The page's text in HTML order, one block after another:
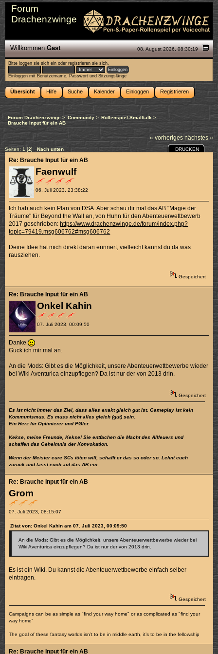
Forum
Drachenzwinge
08. August 2026, 08:30:19
WillkommenGast
Bitte loggen sie sich ein oderregistrieren sie sich.
Einloggen mit Benutzername, Passwort und Sitzungslänge
Übersicht Hilfe Suche Kalender Einloggen Registrieren
Forum Drachenzwinge > Community> Rollenspiel-Smalltalk >
Brauche Input für ein AB
« vorheriges nächstes »
Seiten: 1 [2] Nach unten DRUCKEN
Faenwulf
06. Juli 2023, 23:38:22
Re: Brauche Input für ein AB
Ich hab auch kein Plan von DSA. Aber schau dir mal das AB "Magie der
Träume" für Beyond the Wall an, von Huhn für den Abenteuerwettbewerb
2017 geschrieben:https://www.drachenzwinge.de/forum/index.php?
topic=79419.msg606762#msg606762
Deine Idee hat mich direkt daran erinnert, vielleicht kannst du da was
rausziehen.
Gespeichert
Onkel Kahin
07. Juli 2023, 00:09:50
Re: Brauche Input für ein AB
Danke
Guck ich mir mal an.
An die Mods: Gibt es die Möglichkeit, unsere Abenteuerwettbewerbe wieder
bei Wiki Aventurica einzupflegen? Da ist nur der von 2013 drin.
Gespeichert
Es ist nicht immer das Ziel, dass alles exakt gleich gut ist. Gameplay ist kein
Kommunismus. Es muss nicht alles gleich (gut) sein.
Ein Herz für Optimierer und PGler.
Kekse, meine Freunde, Kekse! Sie entfachen die Macht des Allfeuers und
schaffen das Geheimnis der Konvokation.
Wenn der Meister eure SCs töten will, schafft er das so oder so. Lehnt euch
zurück und lasst euch auf das AB ein
Grom
07. Juli 2023, 08:15:07
Re: Brauche Input für ein AB
Zitat von: Onkel Kahin am 07. Juli 2023, 00:09:50
An die Mods: Gibt es die Möglichkeit, unsere Abenteuerwettbewerbe wieder bei
Wiki Aventurica einzupflegen? Da ist nur der von 2013 drin.
Es ist ein Wiki. Du kannst die Abenteuerwettbewerbe einfach selber
eintragen.
Gespeichert
Campaigns can be as simple as "find your way home" or as complicated as "find your
way home"
The goal of these fantasy worlds isn’t to be in middle earth, it’s to be in the fellowship
Re: Brauche Input für ein AB